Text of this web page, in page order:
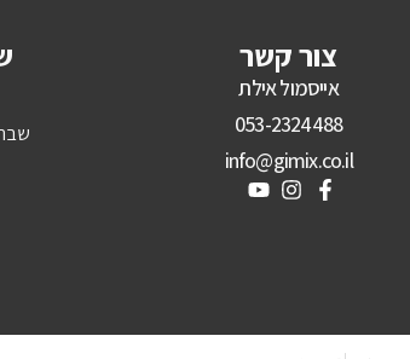
צור קשר
אייסמול אילת
053-2324488
info@gimix.co.il